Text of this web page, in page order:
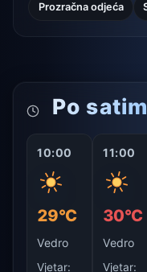
Prozračna odjeća
Po
10:00
29°C
Vedro
Vjetar:
11:00
30°C
Vedro
Vjetar: